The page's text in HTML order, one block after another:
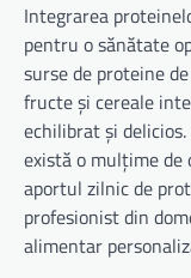
Integrarea
pentru o sănătate
surse de proteine
fructe și cereale
echilibrat și
există o mulțime
aportul zilnic de
profesionist din
alimentar